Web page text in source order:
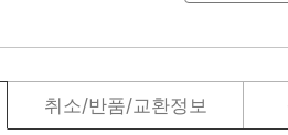
취소/반품/교환정보